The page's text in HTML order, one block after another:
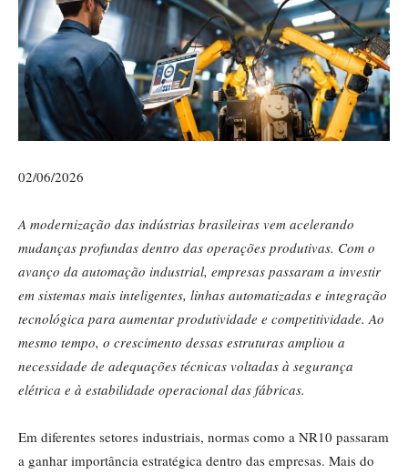
02/06/2026
A modernização das indústrias brasileiras vem acelerando
mudanças profundas dentro das operações produtivas. Com o
avanço da automação industrial, empresas passaram a investir
em sistemas mais inteligentes, linhas automatizadas e integração
tecnológica para aumentar produtividade e competitividade. Ao
mesmo tempo, o crescimento dessas estruturas ampliou a
necessidade de adequações técnicas voltadas à segurança
elétrica e à estabilidade operacional das fábricas.
Em diferentes setores industriais, normas como a NR10 passaram
a ganhar importância estratégica dentro das empresas. Mais do